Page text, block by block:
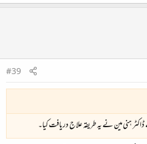
#39
ہنی مین نے یہ طریقہ علاج دریافت کیا۔